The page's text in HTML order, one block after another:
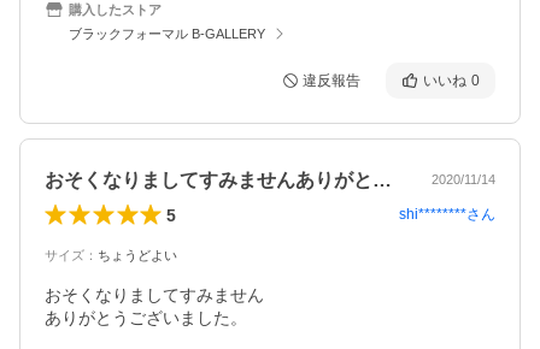
購入したストア
ブラックフォーマル B-GALLERY
違反報告 いいね 0
おそくなりましてすみませんありがとうご… 2020/11/14
5 shi********さん
サイズ ： ちょうどよい
おそくなりましてすみません
ありがとうございました。